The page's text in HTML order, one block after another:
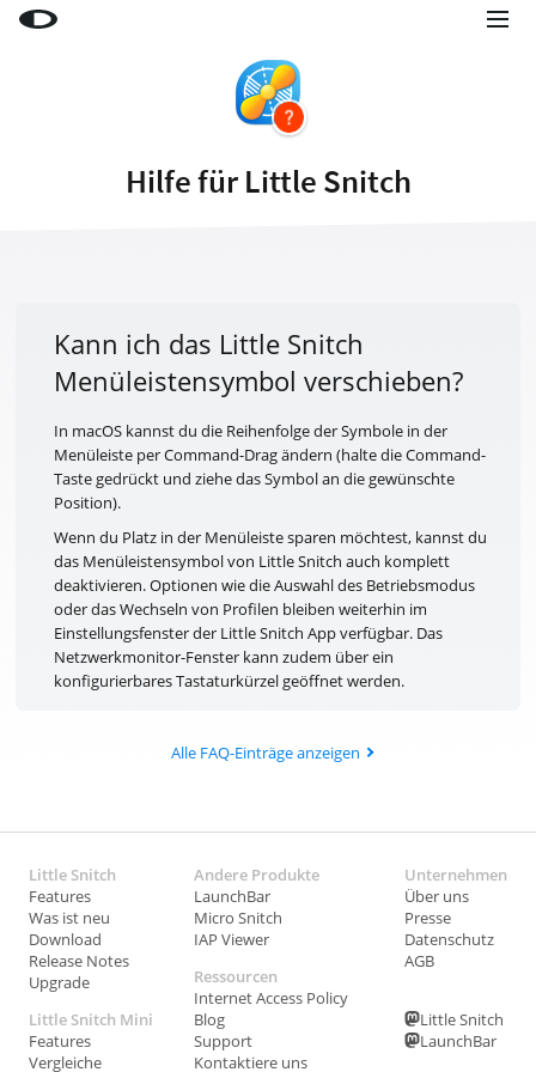
LaunchBar
Shop
Support
Blog
Hilfe für Little Snitch
Kann ich das Little Snitch
Menüleistensymbol verschieben?
In macOS kannst du die Reihenfolge der Symbole in der
Menüleiste per Command-Drag ändern (halte die Command-
Taste gedrückt und ziehe das Symbol an die gewünschte
Position).
Wenn du Platz in der Menüleiste sparen möchtest, kannst du
das Menüleistensymbol von Little Snitch auch komplett
deaktivieren. Optionen wie die Auswahl des Betriebsmodus
oder das Wechseln von Profilen bleiben weiterhin im
Einstellungsfenster der Little Snitch App verfügbar. Das
Netzwerkmonitor-Fenster kann zudem über ein
konfigurierbares Tastaturkürzel geöffnet werden.
Alle FAQ-Einträge anzeigen
Little Snitch
Features
Was ist neu
Download
Release Notes
Upgrade
Little Snitch Mini
Features
Vergleiche
Andere Produkte
LaunchBar
Micro Snitch
IAP Viewer
Ressourcen
Internet Access Policy
Blog
Support
Kontaktiere uns
Unternehmen
Über uns
Presse
Datenschutz
AGB
Little Snitch
LaunchBar